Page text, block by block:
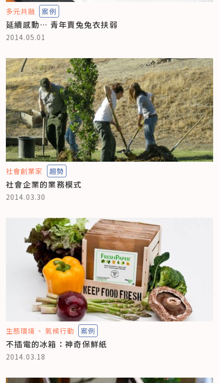
多元共融 案例
延續感動… 青年賣兔兔衣扶弱
2014.05.01
社會創業家 趨勢
社會企業的業務模式
2014.03.30
生態環境 氣候行動 案例
不插電的冰箱：神奇保鮮紙
2014.03.18